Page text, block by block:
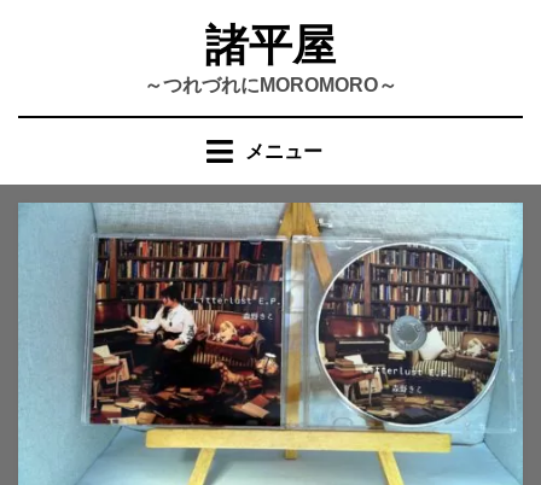
諸平屋
～つれづれにMOROMORO～
メニュー